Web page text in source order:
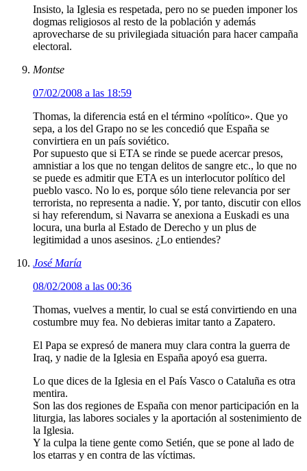
Insisto, la Iglesia es respetada, pero no se pueden imponer los
dogmas religiosos al resto de la población y además
aprovecharse de su privilegiada situación para hacer campaña
electoral.
Montse
07/02/2008 a las 18:59
Thomas, la diferencia está en el término «político». Que yo
sepa, a los del Grapo no se les concedió que España se
convirtiera en un país soviético.
Por supuesto que si ETA se rinde se puede acercar presos,
amnistiar a los que no tengan delitos de sangre etc., lo que no
se puede es admitir que ETA es un interlocutor político del
pueblo vasco. No lo es, porque sólo tiene relevancia por ser
terrorista, no representa a nadie. Y, por tanto, discutir con ellos
si hay referendum, si Navarra se anexiona a Euskadi es una
locura, una burla al Estado de Derecho y un plus de
legitimidad a unos asesinos. ¿Lo entiendes?
José María
08/02/2008 a las 00:36
Thomas, vuelves a mentir, lo cual se está convirtiendo en una
costumbre muy fea. No debieras imitar tanto a Zapatero.
El Papa se expresó de manera muy clara contra la guerra de
Iraq, y nadie de la Iglesia en España apoyó esa guerra.
Lo que dices de la Iglesia en el País Vasco o Cataluña es otra
mentira.
Son las dos regiones de España con menor participación en la
liturgia, las labores sociales y la aportación al sostenimiento de
la Iglesia.
Y la culpa la tiene gente como Setién, que se pone al lado de
los etarras y en contra de las víctimas.